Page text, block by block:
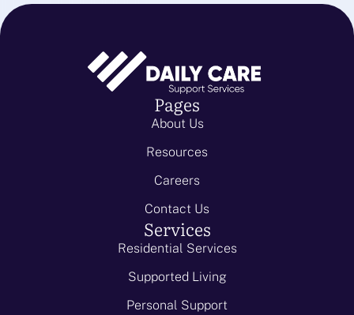
Pages
About Us
Resources
Careers
Contact Us
Services
Residential Services
Supported Living
Personal Support